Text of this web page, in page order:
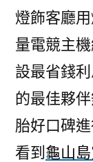
燈飾客廳
量電競主
設最省錢
的最佳夥
胎好口碑
看到 龜山